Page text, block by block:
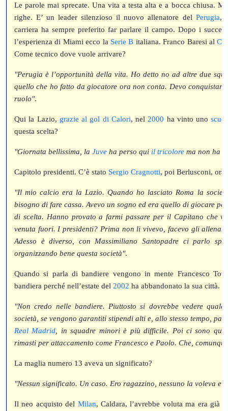
Le parole mai sprecate. Una vita a testa alta e a bocca chiusa.
righe. E’ un leader silenzioso il nuovo allenatore del Perugia,
carriera ha sempre preferito far parlare il campo. Dopo i
l’esperienza di Miami ecco la Serie B italiana. Franco Baresi al
Come tecnico dove vuole arrivare?
"Perugia è l’opportunità della vita. Ho detto no ad altre due
quello che ho fatto da giocatore ora non conta. Devo
ruolo".
Qui la Lazio, grazie al gol di Calori, nel 2000 ha vinto uno
questa scelta?
"Giornata bellissima, la Juve ha perso qui il tricolore ma non ha
Capitolo presidenti. C’è stato Sergio Cragnotti, poi Berlusconi, ora
"Il mio calcio era la Lazio. Quando ho lasciato Roma la
bisogno di fare cassa. Avevo un sogno ed era quello di giocare
di scelta. Hanno provato a farmi passare per il Capitano che
venuta fuori. I presidenti? Prima non li vivevo, facevo gli
Adesso è diverso, con Massimiliano Santopadre ci parlo
organizzando bene questa società".
Quando si parla di bandiere vengono in mente Francesco
bandiera perché nell’estate del 2002 ha abbandonato la sua città.
"Non credo nelle bandiere. Piuttosto si dovrebbe vedere
società, se vengono garantiti stipendi alti e, allo stesso tempo,
Real Madrid , in squadre minori è più difficile. Poi ci sono
rimasti per attaccamento come Francesco e Paolo. Che,
La maglia numero 13 aveva un significato?
"Nessun significato. Un caso. Ero ragazzino, nessuno la voleva e
Il neo acquisto del Milan, Caldara, l’avrebbe voluta ma era già